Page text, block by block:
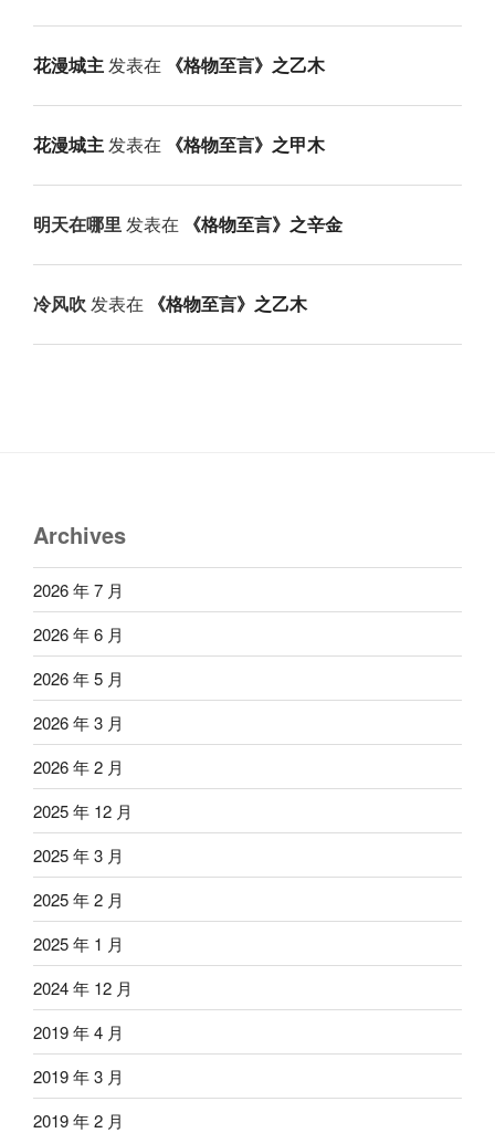
花漫城主发表在 《格物至言》之乙木
花漫城主发表在 《格物至言》之甲木
明天在哪里发表在 《格物至言》之辛金
冷风吹 发表在 《格物至言》之乙木
Archives
2026 年 7 月
2026 年 6 月
2026 年 5 月
2026 年 3 月
2026 年 2 月
2025 年 12 月
2025 年 3 月
2025 年 2 月
2025 年 1 月
2024 年 12 月
2019 年 4 月
2019 年 3 月
2019 年 2 月